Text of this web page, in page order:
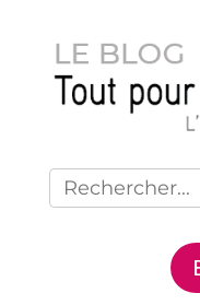
Search
for: